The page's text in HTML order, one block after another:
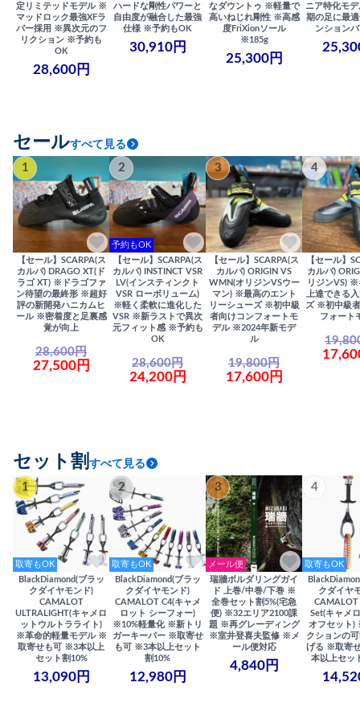
定リミテッドモデル ※
マッドロック最強XFラ
バー採用 ※異次元のフ
リクション ※予約も
OK
28,600円
ハードな剛性パワーと
自由度が融合した最強
仕様 ※予約もOK
30,910円
なダウントゥ ※軽量で
高いねじれ剛性 ※高感
度FriXionソール
※185g
25,300円
ニア特化モ
期の足に最
ンション
セールすべて見る
1
【セール】SCARPA(ス
カルパ) DRAGO XT(ド
ラゴ XT) ※ドラゴファ
ン待望の最終形 ※超好
評の新開発ハニカムヒ
ール ※密着度と足裏感
覚が向上
28,600円
27,500円
2
予約もOK
【セール】SCARPA(ス
カルパ) INSTINCT VSR
LV(インスティンクト
VSR ローボリューム)
※軽く柔軟に進化した
VSR ※新ラストで異次
元フィット感 ※予約も
OK
28,600円
24,200円
3
【セール】SCARPA(ス
カルパ) ORIGIN VS
WMN(オリジンVSウー
マン) ※最高のエント
リーシューズ ※初中級
者向けコンフォートモ
デル ※2024年新モデ
ル
19,800円
17,600円
4
【セール】
カルパ)
リジンVS) ※
上達できる
ズ ※初中級
フォート
セット割 すべて見る
1
取寄もOK
BlackDiamond(ブラッ
クダイヤモンド)
CAMALOT
ULTRALIGHT(キャメロ
ットウルトラライト)
※革命的軽量モデル ※
取寄せも可 ※3本以上
セット割10%
13,090円
2
取寄もOK
BlackDiamond(ブラッ
クダイヤモンド)
CAMALOT C4(キャメ
ロット シーフォー)
※10%軽量化 ※新トリ
ガーキーパー ※取寄せ
も可 ※3本以上セット
割10%
12,980円
3
メール便
瑞牆ボルダリングガイ
ド 上巻/中巻/下巻 ※
全巻セット割5%(宅急
便) ※32エリア2100課
題 ※再グレーディング
※室井登喜夫監修 ※メ
ール便対応
4,840円
4
取寄もOK
クダイヤ
Set(キャメ
オフセット)
クションの
げる ※取寄
本以上セッ